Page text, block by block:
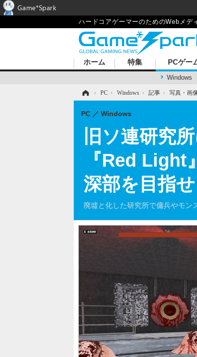
ハードコアゲーマーのためのWebメデ
ホーム 特集 PCゲー
Windows
› PC › Windows › 記事 › 写真・画
旧ソ連研究
『Red Light
深部を目指
廃墟と化した研究所で傭兵やモン
PC Windows
Game*Spark